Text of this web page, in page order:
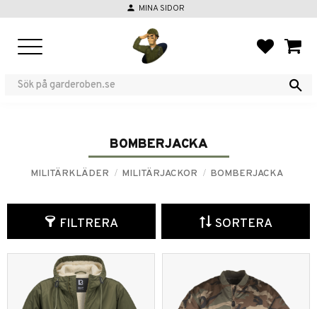
person MINA SIDOR
BOMBERJACKA
MILITÄRKLÄDER MILITÄRJACKOR BOMBERJACKA
FILTRERA SORTERA